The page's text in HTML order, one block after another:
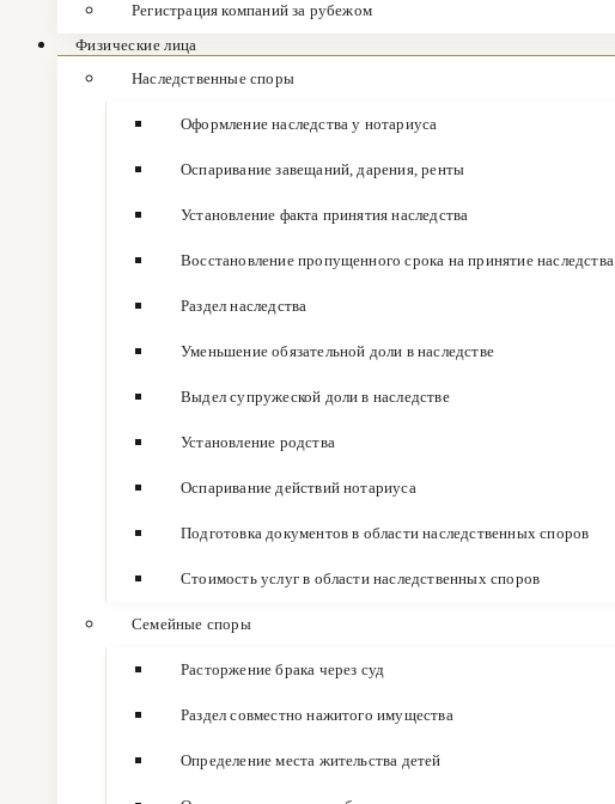
Регистрация компаний за рубежом
Физические лица
Наследственные споры
Оформление наследства у нотариуса
Оспаривание завещаний, дарения, ренты
Установление факта принятия наследства
Восстановление пропущенного срока на принятие наследства
Раздел наследства
Уменьшение обязательной доли в наследстве
Выдел супружеской доли в наследстве
Установление родства
Оспаривание действий нотариуса
Подготовка документов в области наследственных споров
Стоимость услуг в области наследственных споров
Семейные споры
Расторжение брака через суд
Раздел совместно нажитого имущества
Определение места жительства детей